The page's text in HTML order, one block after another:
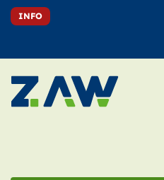
INFO